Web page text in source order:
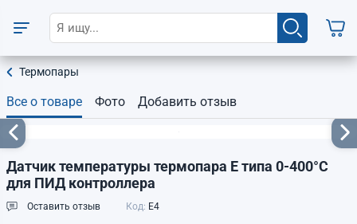
Термопары
Все о товаре Фото Добавить отзыв
Датчик температуры термопара E типа 0-400°C
для ПИД контроллера
Оставить отзыв Код: E4